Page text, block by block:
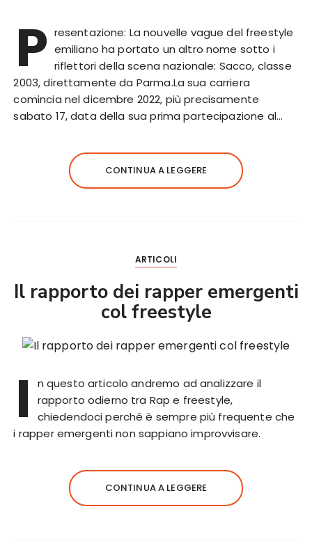
P resentazione: La nouvelle vague del freestyle
emiliano ha portato un altro nome sotto i
riflettori della scena nazionale: Sacco, classe
2003, direttamente da Parma.La sua carriera
comincia nel dicembre 2022, più precisamente
sabato 17, data della sua prima partecipazione al…
CONTINUA A LEGGERE
ARTICOLI
Il rapporto dei rapper emergenti
col freestyle
I
n questo articolo andremo ad analizzare il
rapporto odierno tra Rap e freestyle,
chiedendoci perché è sempre più frequente che
i rapper emergenti non sappiano improvvisare.
CONTINUA A LEGGERE